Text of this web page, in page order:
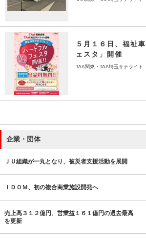
５月１６日、福祉
ェスタ」開催
TAA関東・TAA埼玉サテライト
企業・団体
ＪＵ組織が一丸となり、被災者支援活動を展開
ＩＤＯＭ、初の複合商業施設開発へ
売上高３１２億円、営業益１６１億円の過去最高
を更新